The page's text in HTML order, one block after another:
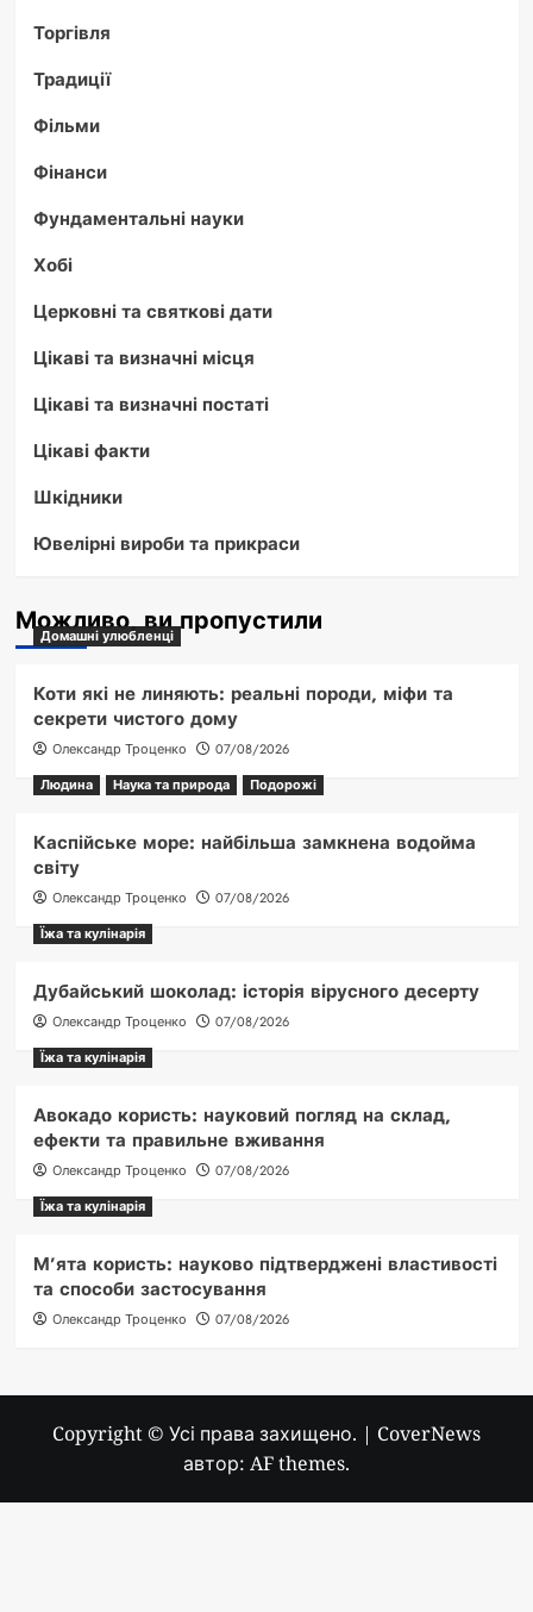
Торгівля
Традиції
Фільми
Фінанси
Фундаментальні науки
Хобі
Церковні та святкові дати
Цікаві та визначні місця
Цікаві та визначні постаті
Цікаві факти
Шкідники
Ювелірні вироби та прикраси
Можливо, ви пропустили
Домашні улюбленці
Коти які не линяють: реальні породи, міфи та
секрети чистого дому
Олександр Троценко
07/08/2026
Людина
Наука та природа Подорожі
Каспійське море: найбільша замкнена водойма
світу
Олександр Троценко
07/08/2026
Їжа та кулінарія
Дубайський шоколад: історія вірусного десерту
Олександр Троценко
07/08/2026
Їжа та кулінарія
Авокадо користь: науковий погляд на склад,
ефекти та правильне вживання
Олександр Троценко
07/08/2026
Їжа та кулінарія
М’ята користь: науково підтверджені властивості
та способи застосування
Олександр Троценко 07/08/2026
Copyright © Усі права захищено. | CoverNews
автор: AF themes.